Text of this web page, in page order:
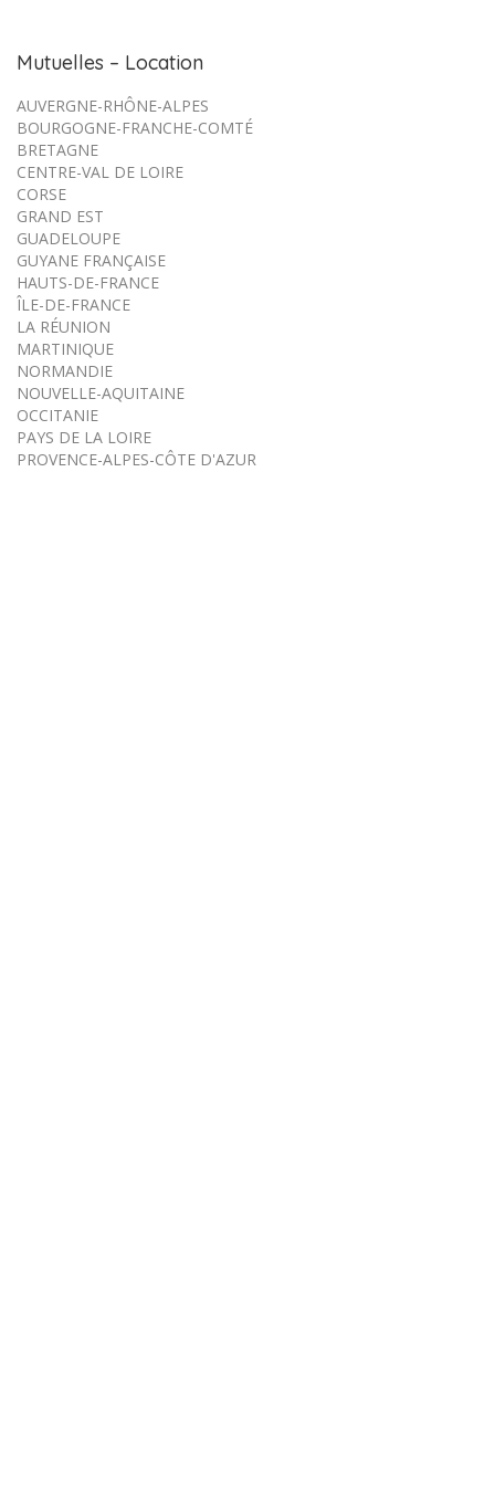
Mutuelles – Location
AUVERGNE-RHÔNE-ALPES
BOURGOGNE-FRANCHE-COMTÉ
BRETAGNE
CENTRE-VAL DE LOIRE
CORSE
GRAND EST
GUADELOUPE
GUYANE FRANÇAISE
HAUTS-DE-FRANCE
ÎLE-DE-FRANCE
LA RÉUNION
MARTINIQUE
NORMANDIE
NOUVELLE-AQUITAINE
OCCITANIE
PAYS DE LA LOIRE
PROVENCE-ALPES-CÔTE D'AZUR